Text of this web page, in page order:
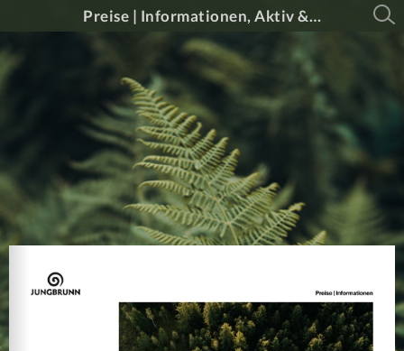
Preise | Informationen, Aktiv & Vital